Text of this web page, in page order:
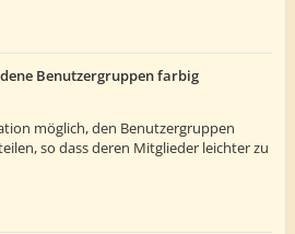
Benutzergruppen farbig
möglich, den Benutzergruppen
so dass deren Mitglieder leichter zu